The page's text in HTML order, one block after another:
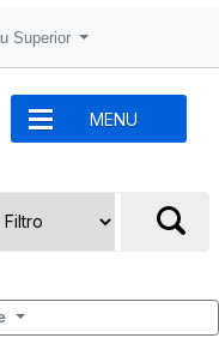
Superior
MENU